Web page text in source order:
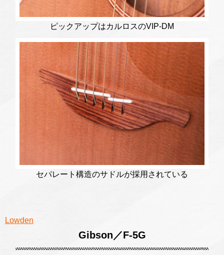
ピックアップはカルロスのVIP-DM
セパレート構造のサドルが採用されている
Lowden
Gibson／F-5G